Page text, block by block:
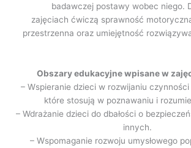
badawczej postawy wobec niego.
zajęciach ćwiczą sprawność
przestrzenna oraz umiejętność
Obszary edukacyjne wpisane w
– Wspieranie dzieci w rozwijaniu
które stosują w poznawaniu i
– Wdrażanie dzieci do dbałości o
innych.
– Wspomaganie rozwoju umysłowego